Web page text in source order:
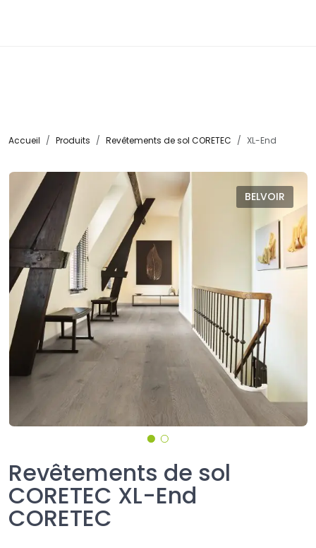
Accueil Produits Revêtements de sol CORETEC XL-End
BELVOIR
Revêtements de sol
CORETEC XL-End
CORETEC